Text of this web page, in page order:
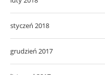
styczeń 2018
grudzień 2017